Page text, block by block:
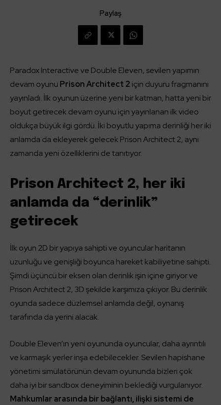
Paylaş
Paradox Interactive ve Double Eleven, sevilen yapımın
devam oyunu Prison Architect 2 için duyuru fragmanını
yayınladı. İlk oyunun üzerine yeni bir katman, hatta yeni bir
boyut getirecek devam oyunu için yayınlanan ilk video
oldukça büyük ilgi gördü. İki boyutlu yapıma derinliği her iki
anlamda da ekleyerek gelecek Prison Architect 2, aynı
zamanda yeni özelliklerini de tanıtıyor.
Prison Architect 2, her iki
anlamda da “derinlik”
getirecek
İlk oyun 2D bir yapıya sahipti ve oyuncular haritanın
uzunluğu ve genişliği boyunca hareket kabiliyetine sahipti.
Şimdi üçüncü bir eksen olan derinlik işin içine giriyor ve
Prison Architect 2, 3D şekilde karşımıza çıkıyor. Bu derinlik
oyunda sadece düzlemsel anlamda değil, oynanış
tarafında da yerini alacak.
Double Eleven’ın yeni oyununda oyuncular, daha ayrıntılı
ve karmaşık yerler inşa edebilecekler. Sevilen hapishane
yönetimi simülatörünün devam oyununda bizleri çok
daha iyi bir sandbox deneyiminin beklediği vurgulanıyor.
Mahkumlar arasında bir bağlantı, ilişki sistemi de